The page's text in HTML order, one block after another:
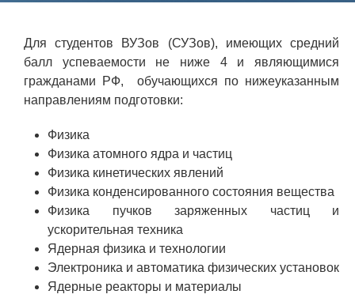
Фундаментальные и прикладные
исследования
Газодинамические исследования
Космическая защита Земли
Забабахинские научные чтения
Семинар «Радиационная физика
металлов и сплавов»
Аспирантура
Премии молодым ученым
Для студентов ВУЗов (СУЗов), имеющих средний
балл успеваемости не ниже 4 и являющимися
гражданами РФ, обучающихся по нижеуказанным
направлениям подготовки:
Физика
Физика атомного ядра и частиц
Физика кинетических явлений
Физика конденсированного состояния вещества
Физика пучков заряженных частиц и
ускорительная техника
Ядерная физика и технологии
Электроника и автоматика физических установок
Ядерные реакторы и материалы